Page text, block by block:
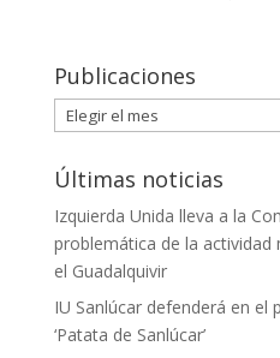
Publicaciones
Publicaciones
Últimas noticias
Izquierda Unida lleva a la
problemática de la actividad
el Guadalquivir
IU Sanlúcar defenderá en el
‘Patata de Sanlúcar’